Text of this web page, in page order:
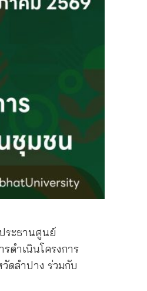
ระธานศูนย์
ดำเนินโครงการ
ดลำปาง ร่วมกับ